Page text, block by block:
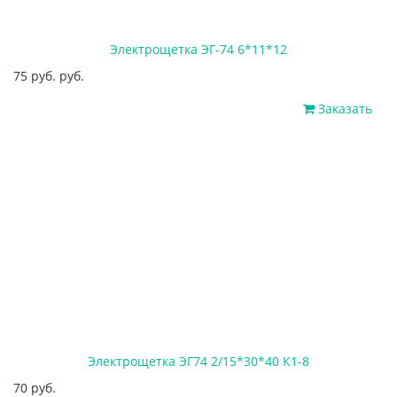
Электрощетка ЭГ-74 6*11*12
75 руб. руб.
Заказать
Электрощетка ЭГ74 2/15*30*40 К1-8
70 руб.